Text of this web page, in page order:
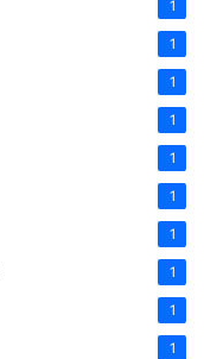
1
1
1
1
1
1
1
1
1
1